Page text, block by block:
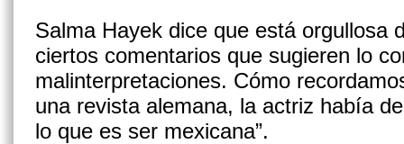
Salma Hayek dice que está orgullosa
ciertos comentarios que sugieren lo
malinterpretaciones. Cómo
una revista alemana, la actriz había
lo que es ser mexicana”.